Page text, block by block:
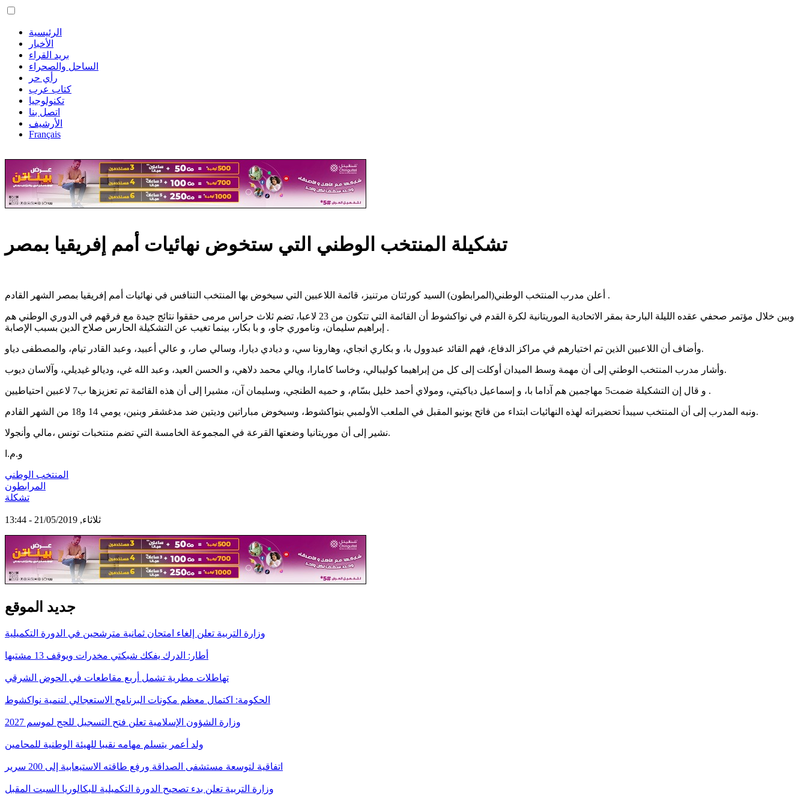
الرئيسية
الأخبار
بريد القراء
الساحل والصحراء
رأي حر
كتاب عرب
تكنولوجيا
اتصل بنا
الأرشيف
Français
تشكيلة المنتخب الوطني التي ستخوض نهائيات أمم إفريقيا بمصر
أعلن مدرب المنتخب الوطني(المرابطون) السيد كورئتان مرتنيز، قائمة اللاعبين التي سيخوض بها المنتخب التنافس في نهائيات أمم إفريقيا بمصر الشهر القادم .
وبين خلال مؤتمر صحفي عقده الليلة البارحة بمقر الاتحادية الموريتانية لكرة القدم في نواكشوط أن القائمة التي تتكون من 23 لاعبا، تضم ثلاث حراس مرمى حققوا نتائج جيدة مع فرقهم في الدوري الوطني هم
إبراهيم سليمان، وناموري جاو، و با بكار، بينما تغيب عن التشكيلة الحارس صلاح الدين بسبب الإصابة .
وأضاف أن اللاعبين الذين تم اختيارهم في مراكز الدفاع، فهم القائد عبدوول با، و بكاري انجاي، وهارونا سي، و ديادي ديارا، وسالي صار، و عالي أعبيد، وعبد القادر تيام، والمصطفى دياو.
وأشار مدرب المنتخب الوطني إلى أن مهمة وسط الميدان أوكلت إلى كل من إبراهيما كوليبالي، وخاسا كامارا، ويالي محمد دلاهي، و الحسن العيد، وعبد الله غي، وديالو غيديلي، وآلاسان ديوب.
و قال إن التشكيلة ضمت5 مهاجمين هم آداما با، و إسماعيل دياكيتي، ومولاي أحمد خليل بسّام، و حميه الطنجي، وسليمان آن، مشيرا إلى أن هذه القائمة تم تعزيزها ب7 لاعبين احتياطيين .
ونبه المدرب إلى أن المنتخب سيبدأ تحضيراته لهذه النهائيات ابتداء من فاتح يونيو المقبل في الملعب الأولمبي بنواكشوط، وسيخوض مباراتين وديتين ضد مدغشقر وبنين، يومي 14 و18 من الشهر القادم.
نشير إلى أن موريتانيا وضعتها القرعة في المجموعة الخامسة التي تضم منتخبات تونس ،مالي وأنجولا.
و.م.ا
المنتخب الوطني
المرابطون
تشكلة
ثلاثاء, 21/05/2019 - 13:44
جديد الموقع
وزارة التربية تعلن إلغاء امتحان ثمانية مترشحين في الدورة التكميلية
أطار: الدرك يفكك شبكتي مخدرات ويوقف 13 مشتبها
تهاطلات مطرية تشمل أربع مقاطعات في الحوض الشرقي
الحكومة: اكتمال معظم مكونات البرنامج الاستعجالي لتنمية نواكشوط
وزارة الشؤون الإسلامية تعلن فتح التسجيل للحج لموسم 2027
ولد أعمر يتسلم مهامه نقيبا للهيئة الوطنية للمحامين
اتفاقية لتوسعة مستشفى الصداقة ورفع طاقته الاستيعابية إلى 200 سرير
وزارة التربية تعلن بدء تصحيح الدورة التكميلية للبكالوريا السبت المقبل